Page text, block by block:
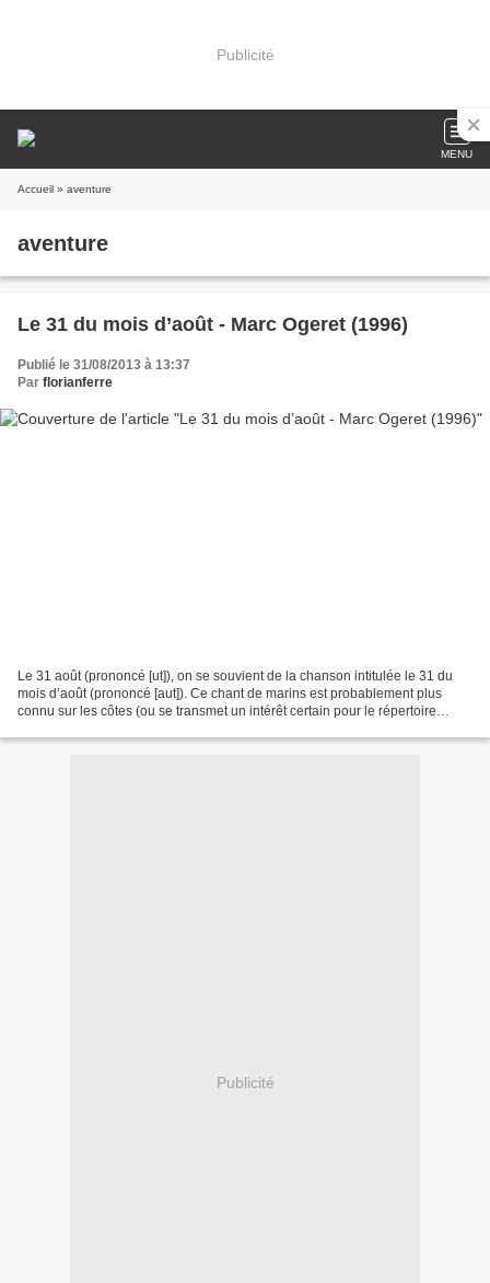
Publicité
MENU
Accueil » aventure
aventure
Le 31 du mois d’août - Marc Ogeret (1996)
Publié le 31/08/2013 à 13:37
Par florianferre
Le 31 août (prononcé [ut]), on se souvient de la chanson intitulée le 31 du
mois d’août (prononcé [aut]). Ce chant de marins est probablement plus
connu sur les côtes (ou se transmet un intérêt certain pour le répertoire
Publicité